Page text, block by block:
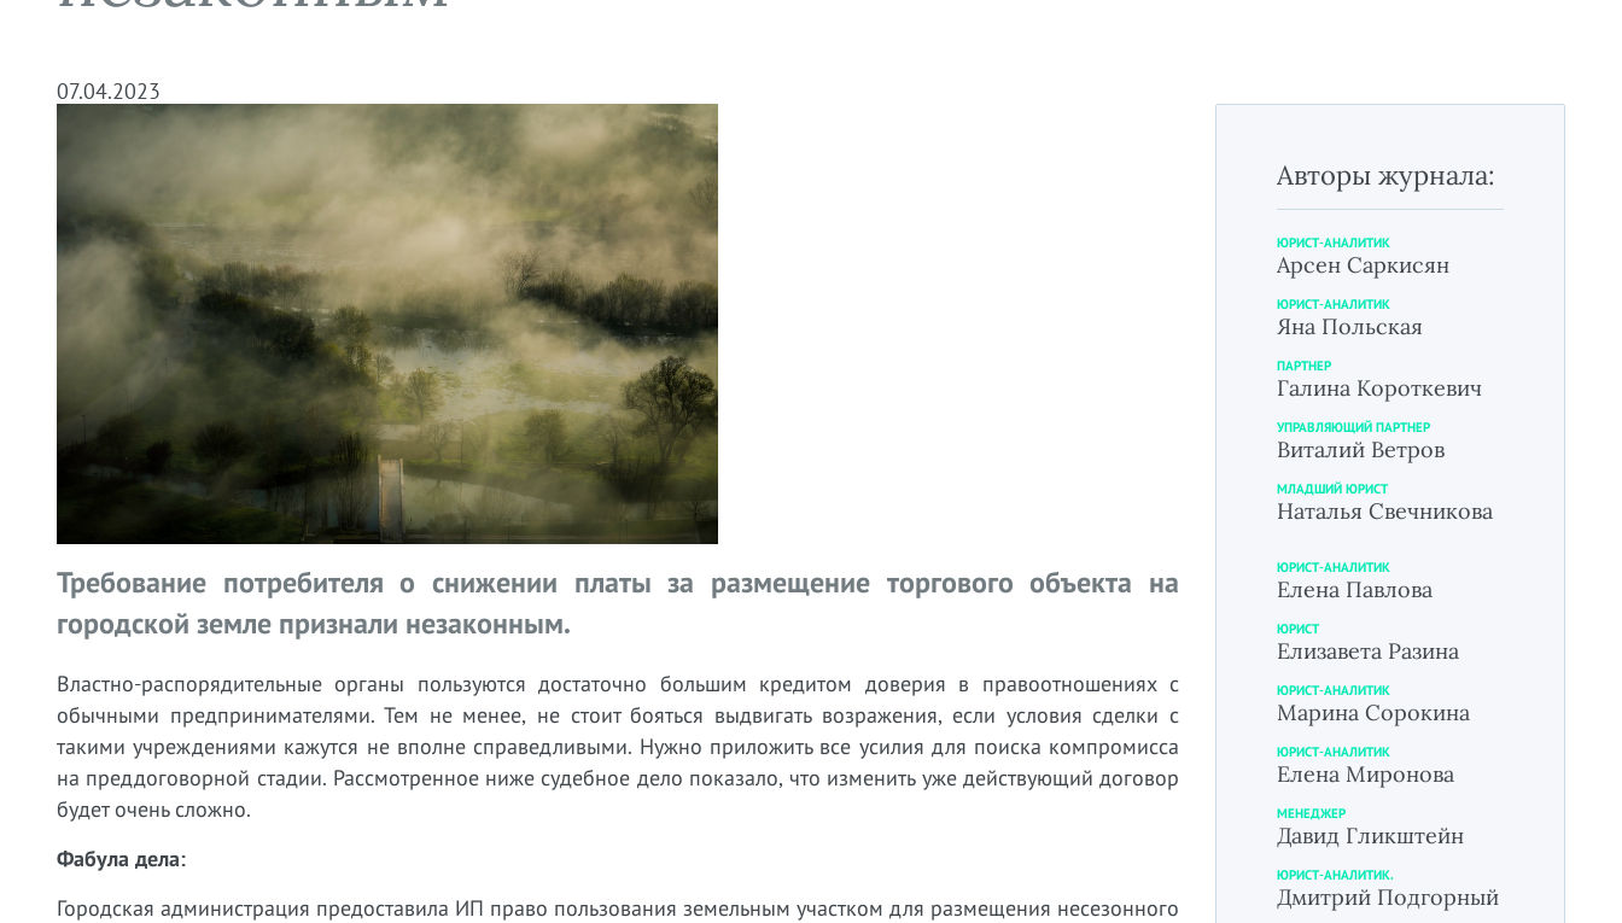
07.04.2023
Требование потребителя о снижении платы за размещение торгового объекта на
городской земле признали незаконным.
Властно-распорядительные органы пользуются достаточно большим кредитом доверия в правоотношениях с
обычными предпринимателями. Тем не менее, не стоит бояться выдвигать возражения, если условия сделки с
такими учреждениями кажутся не вполне справедливыми. Нужно приложить все усилия для поиска компромисса
на преддоговорной стадии. Рассмотренное ниже судебное дело показало, что изменить уже действующий договор
будет очень сложно.
Фабула дела:
Городская администрация предоставила ИП право пользования земельным участком для размещения несезонного
Авторы журнала:
ЮРИСТ-АНАЛИТИК
Арсен Саркисян
ЮРИСТ-АНАЛИТИК
Яна Польская
ПАРТНЕР
Галина Короткевич
УПРАВЛЯЮЩИЙ ПАРТНЕР
Виталий Ветров
МЛАДШИЙ ЮРИСТ
Наталья Свечникова
ЮРИСТ-АНАЛИТИК
Елена Павлова
ЮРИСТ
Елизавета Разина
ЮРИСТ-АНАЛИТИК
Марина Сорокина
ЮРИСТ-АНАЛИТИК
Елена Миронова
МЕНЕДЖЕР
Давид Гликштейн
ЮРИСТ-АНАЛИТИК.
Дмитрий Подгорный